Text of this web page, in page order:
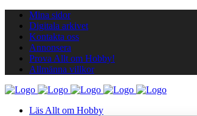
Mina sidor
Digitala arkivet
Kontakta oss
Annonsera
Prova Allt om Hobby!
Allmänna villkor
Läs Allt om Hobby